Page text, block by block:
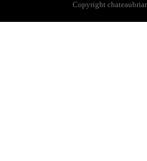
Copyright